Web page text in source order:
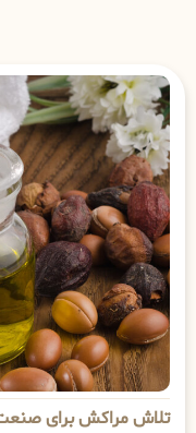
تلاش مراکش برای